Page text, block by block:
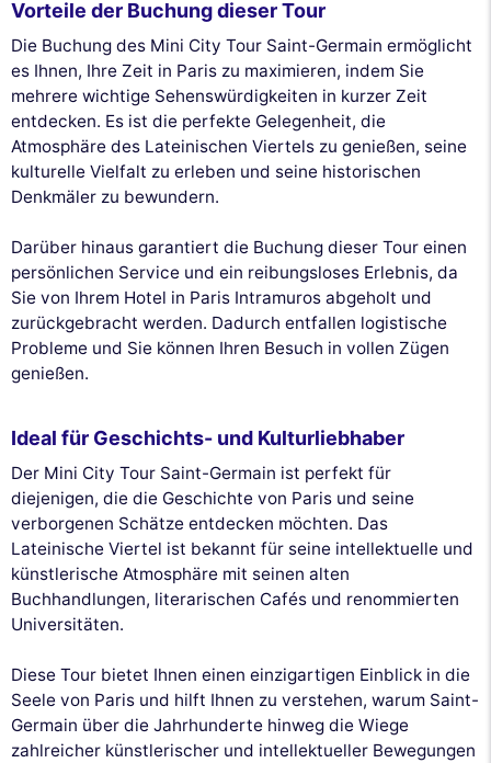
Vorteile der Buchung dieser Tour
Die Buchung des Mini City Tour Saint-Germain ermöglicht
es Ihnen, Ihre Zeit in Paris zu maximieren, indem Sie
mehrere wichtige Sehenswürdigkeiten in kurzer Zeit
entdecken. Es ist die perfekte Gelegenheit, die
Atmosphäre des Lateinischen Viertels zu genießen, seine
kulturelle Vielfalt zu erleben und seine historischen
Denkmäler zu bewundern.
Darüber hinaus garantiert die Buchung dieser Tour einen
persönlichen Service und ein reibungsloses Erlebnis, da
Sie von Ihrem Hotel in Paris Intramuros abgeholt und
zurückgebracht werden. Dadurch entfallen logistische
Probleme und Sie können Ihren Besuch in vollen Zügen
genießen.
Ideal für Geschichts- und Kulturliebhaber
Der Mini City Tour Saint-Germain ist perfekt für
diejenigen, die die Geschichte von Paris und seine
verborgenen Schätze entdecken möchten. Das
Lateinische Viertel ist bekannt für seine intellektuelle und
künstlerische Atmosphäre mit seinen alten
Buchhandlungen, literarischen Cafés und renommierten
Universitäten.
Diese Tour bietet Ihnen einen einzigartigen Einblick in die
Seele von Paris und hilft Ihnen zu verstehen, warum Saint-
Germain über die Jahrhunderte hinweg die Wiege
zahlreicher künstlerischer und intellektueller Bewegungen